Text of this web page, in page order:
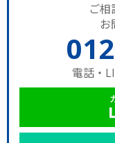
ご
お
電話・